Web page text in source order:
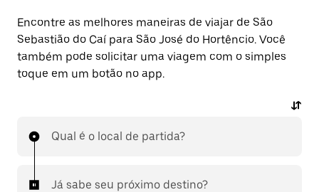
Encontre as melhores maneiras de viajar de São
Sebastião do Caí para São José do Hortêncio. Você
também pode solicitar uma viagem com o simples
toque em um botão no app.
Qual é o local de partida?
Já sabe seu próximo destino?